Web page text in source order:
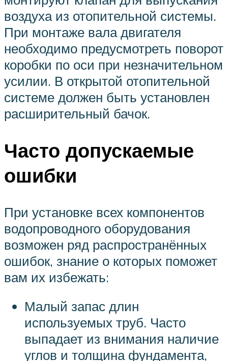
воздуха из отопительной системы.
При монтаже вала двигателя
необходимо предусмотреть поворот
коробки по оси при незначительном
усилии. В открытой отопительной
системе должен быть установлен
расширительный бачок.
Часто допускаемые
ошибки
При установке всех компонентов
водопроводного оборудования
возможен ряд распространённых
ошибок, знание о которых поможет
вам их избежать:
Малый запас длин
используемых труб. Часто
выпадает из внимания наличие
углов и толщина фундамента,